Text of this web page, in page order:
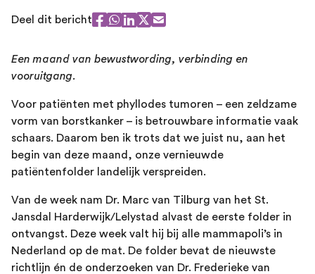
Deel dit bericht
Een maand van bewustwording, verbinding en
vooruitgang.
Voor patiënten met phyllodes tumoren – een zeldzame
vorm van borstkanker – is betrouwbare informatie vaak
schaars. Daarom ben ik trots dat we juist nu, aan het
begin van deze maand, onze vernieuwde
patiëntenfolder landelijk verspreiden.
Van de week nam Dr. Marc van Tilburg van het St.
Jansdal Harderwijk/Lelystad alvast de eerste folder in
ontvangst. Deze week valt hij bij alle mammapoli’s in
Nederland op de mat. De folder bevat de nieuwste
richtlijn én de onderzoeken van Dr. Frederieke van